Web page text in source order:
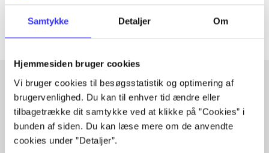
Samtykke Detaljer Om
Hjemmesiden bruger cookies
Vi bruger cookies til besøgsstatistik og optimering af
brugervenlighed. Du kan til enhver tid ændre eller
tilbagetrække dit samtykke ved at klikke på ”Cookies” i
bunden af siden. Du kan læse mere om de anvendte
cookies under ”Detaljer”.
Artikler med samme emner
Fra